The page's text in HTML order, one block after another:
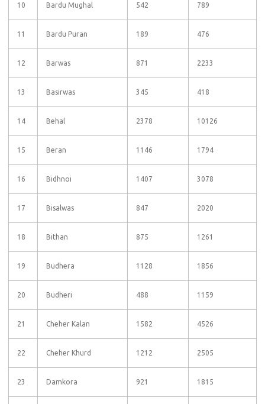
10 Bardu Mughal 542 789
11 Bardu Puran 189 476
12 Barwas 871 2233
13 Basirwas 345 418
14 Behal 2378 10126
15 Beran 1146 1794
16 Bidhnoi 1407 3078
17 Bisalwas 847 2020
18 Bithan 875 1261
19 Budhera 1128 1856
20 Budheri 488 1159
21 Cheher Kalan 1582 4526
22 Cheher Khurd 1212 2505
23 Damkora 921 1815